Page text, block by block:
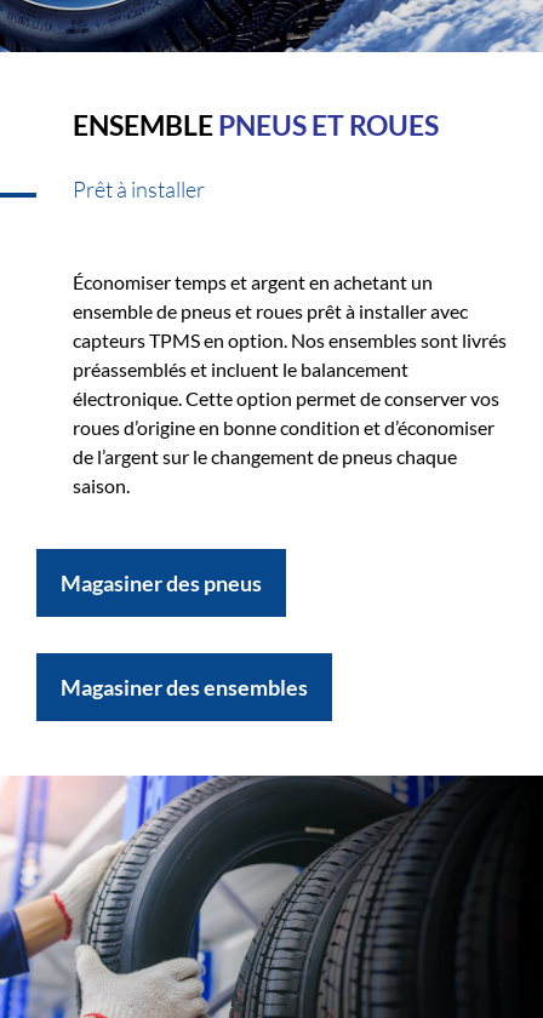
ENSEMBLEPNEUS ET ROUES
Prêt à installer
Économiser temps et argent en achetant un
ensemble de pneus et roues prêt à installer avec
capteurs TPMS en option. Nos ensembles sont livrés
préassemblés et incluent le balancement
électronique. Cette option permet de conserver vos
roues d’origine en bonne condition et d’économiser
de l’argent sur le changement de pneus chaque
saison.
Magasiner des pneus
Magasiner des ensembles